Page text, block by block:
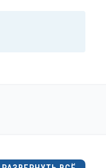
— и проходит